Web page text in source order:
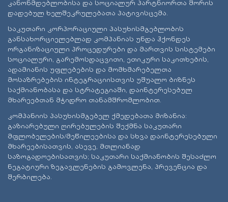
კანონმდებლობისა და სოციალურ პარტნიორთა შორის
დადებულ ხელშეკრულებათა პატივისცემა.
საკუთარი კორპორაციული პასუხისმგებლობის
განსახორციელებლად კომპანიას უნდა ჰქონდეს
ორგანიზაციული პროცედურები და მართვის სისტემები
სოციალური, გარემოსდაცვითი, ეთიკური საკითხების,
ადამიანის უფლებების და მომხმარებელთა
მოსაზრებების ინტეგრაციისთვის უშუალო ბიზნეს
საქმიანობასა და სტრატეგიაში, დაინტერესებულ
მხარეებთან მჭიდრო თანამშრომლობით.
კომპანიის პასუხისმგებელ ქმედებათა მიზანია:
გაზიარებული ღირებულების შექმნა საკუთარი
მფლობელების/მეწილეებისა და სხვა დაინტერესებული
მხარეებისათვის, ასევე, მთლიანად
საზოგადოებისათვის; საკუთარი საქმიანობის შესაძლო
ნეგატიური ზეგავლენების გამოვლენა, პრევენცია და
შერბილება.